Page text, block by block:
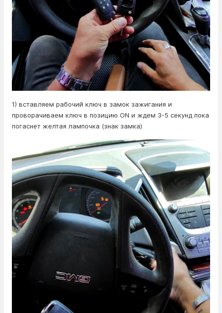
1) вставляем рабочий ключ в замок зажигания и
проворачиваем ключ в позицию ON и ждем 3-5 секунд пока
погаснет желтая лампочка (знак замка)